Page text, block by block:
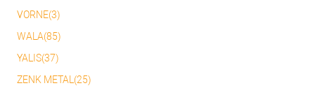
VORNE(3)
WALA(85)
YALIS(37)
ZENK METAL(25)